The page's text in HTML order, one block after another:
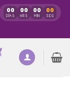
00
DÍAS
00
HRS
00
MIN
00
SEG